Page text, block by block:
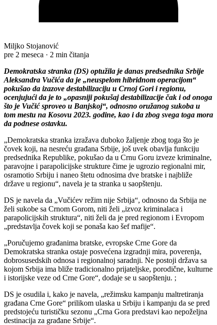
Miljko Stojanović
pre 2 meseca · 2 min čitanja
Demokratska stranka (DS) optužila je danas predsednika Srbije
Aleksandra Vučića da je „neuspelom hibridnom operacijom“
pokušao da izazove destabilizaciju u Crnoj Gori i regionu,
ocenjujući da je to „opasniji pokušaj destabilizacije čak i od onoga
što je Vučić sproveo u Banjskoj“, odnosno oružanog sukoba u
tom mestu na Kosovu 2023. godine, kao i da zbog svega toga mora
da podnese ostavku.
„Demokratska stranka izražava duboko žaljenje zbog toga što je
čovek koji, na nesreću građana Srbije, još uvek obavlja funkciju
predsednika Republike, pokušao da u Crnu Goru izveze kriminalne,
paravojne i parapolicijske strukture čime je ugrozio regionalni mir,
osramotio Srbiju i naneo štetu odnosima dve bratske i najbliže
države u regionu“, navela je ta stranka u saopštenju.
DS je navela da „Vučićev režim nije Srbija“, odnosno da Srbija ne
želi sukobe sa Crnom Gorom, niti želi „izvoz kriminalaca i
parapolicijskih struktura“, niti želi da je pred regionom i Evropom
„predstavlja čovek koji se ponaša kao šef mafije“.
„Poručujemo građanima bratske, evropske Crne Gore da
Demokratska stranka ostaje posvećena izgradnji mira, poverenja,
dobrosusedskih odnosa i regionalnoj saradnji. Ne postoji država sa
kojom Srbija ima bliže tradicionalno prijateljske, porodične, kulturne
i istorijske veze od Crne Gore“, dodaje se u saopštenju. ;
DS je osudila i, kako je navela, „režimsku kampanju maltretiranja
građana Crne Gore“ prilikom ulaska u Srbiju i kampanju da se pred
predstojeću turističku sezonu „Crna Gora predstavi kao nepoželjna
destinacija za građane Srbije“.